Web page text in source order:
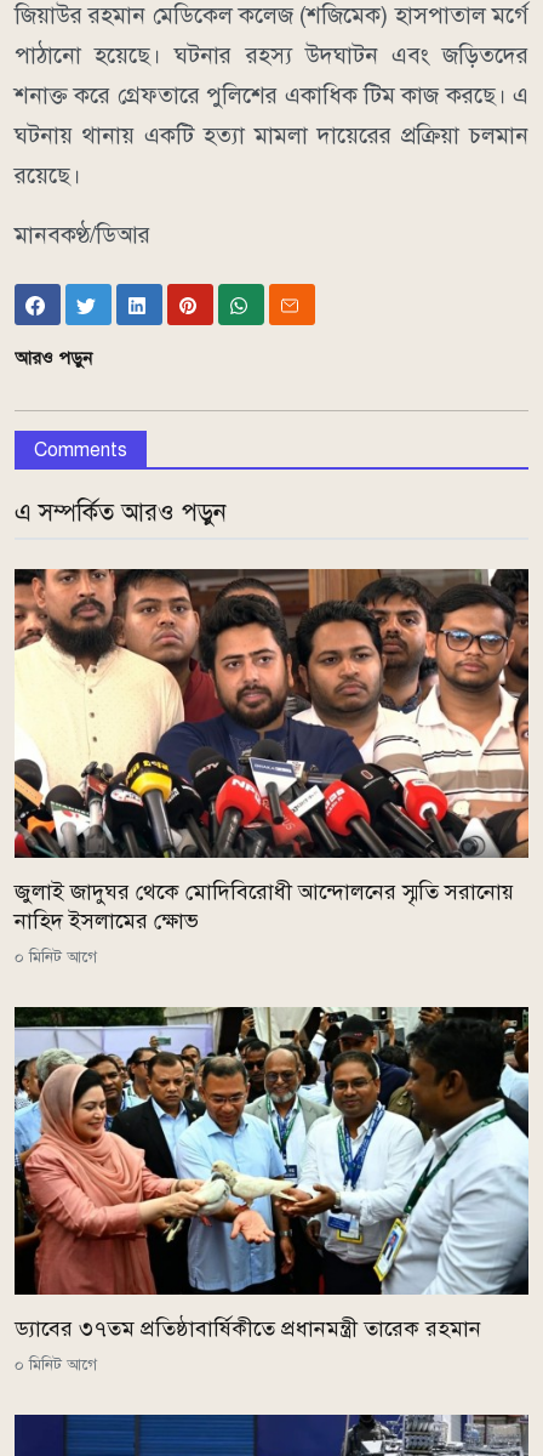
জিয়াউর রহমান মেডিকেল কলেজ (শজিমেক) হাসপাতাল মর্গে
পাঠানো হয়েছে। ঘটনার রহস্য উদঘাটন এবং জড়িতদের
শনাক্ত করে গ্রেফতারে পুলিশের একাধিক টিম কাজ করছে। এ
ঘটনায় থানায় একটি হত্যা মামলা দায়েরের প্রক্রিয়া চলমান
রয়েছে।
মানবকণ্ঠ/ডিআর
আরও পড়ুন
Comments
এ সম্পর্কিত আরও পড়ুন
জুলাই জাদুঘর থেকে মোদিবিরোধী আন্দোলনের স্মৃতি সরানোয়
নাহিদ ইসলামের ক্ষোভ
০ মিনিট আগে
ড্যাবের ৩৭তম প্রতিষ্ঠাবার্ষিকীতে প্রধানমন্ত্রী তারেক রহমান
০ মিনিট আগে